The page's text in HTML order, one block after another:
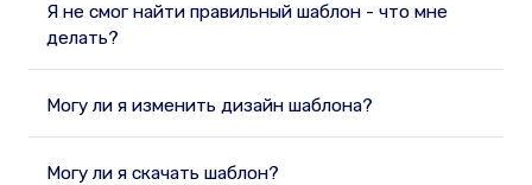
Я не смог найти правильный шаблон - что мне
делать?
Могу ли я изменить дизайн шаблона?
Могу ли я скачать шаблон?